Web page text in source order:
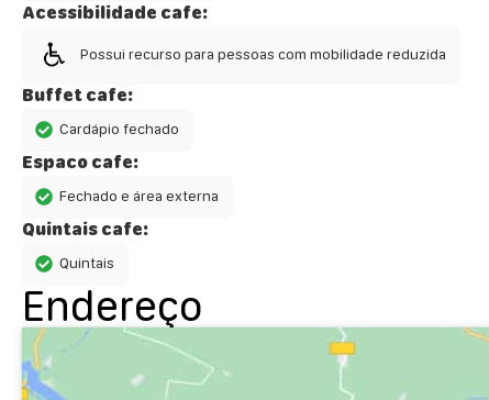
Acessibilidade cafe:
Possui recurso para pessoas com mobilidade reduzida
Buffet cafe:
Cardápio fechado
Espaco cafe:
Fechado e área externa
Quintais cafe:
Quintais
Endereço